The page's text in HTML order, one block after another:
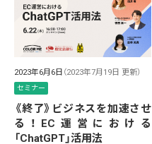
2023年6月6日 （2023年7月19日 更新）
セミナー
《終了》ビジネスを加速させ
る！EC運営における
「ChatGPT」活用法